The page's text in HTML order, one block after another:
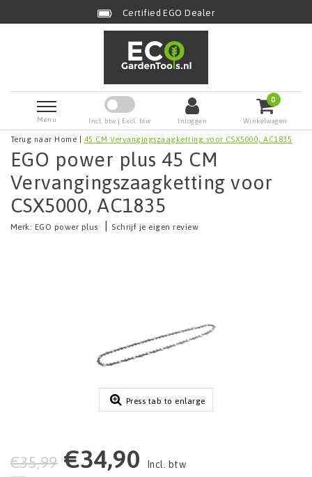
Certified EGO Dealer
Menu Incl. btw | Excl. btw Inloggen
0
Winkelwagen
Terug naar Home 45 CM Vervangingszaagketting voor CSX5000, AC1835
EGO power plus 45 CM
Vervangingszaagketting voor
CSX5000, AC1835
Merk: EGO power plus Schrijf je eigen review
Press tab to enlarge
€35,99 €34,90
Incl. btw